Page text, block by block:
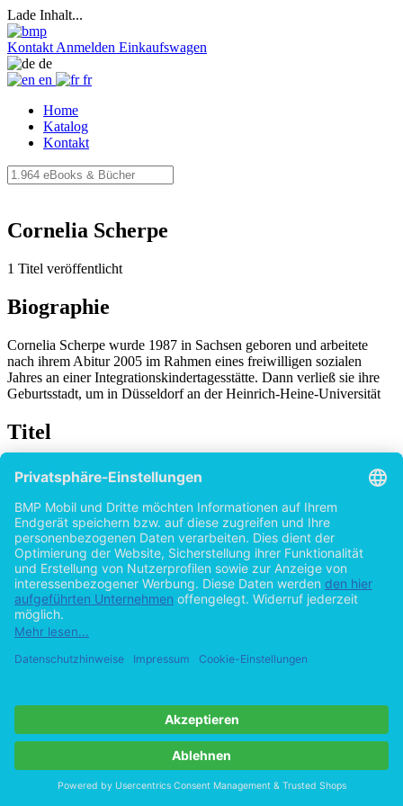
Lade Inhalt...
Kontakt Anmelden Einkaufswagen
de
en
fr
Home
Katalog
Kontakt
Cornelia Scherpe
1 Titel veröffentlicht
Biographie
Cornelia Scherpe wurde 1987 in Sachsen geboren und arbeitete
nach ihrem Abitur 2005 im Rahmen eines freiwilligen sozialen
Jahres an einer Integrationskindertagesstätte. Dann verließ sie ihre
Geburtsstadt, um in Düsseldorf an der Heinrich-Heine-Universität
Titel
Väterliche Autoritäten im Werk Thomas
Bernhards und Franz Kafkas
vonM.A., Cornelia Scherpe (Autor:in) 2015
©2009 Bachelorarbeit 48 Seiten
Hilfe/FAQ
Impressum
Datenschutz
AGB
Vertrag widerrufen
Copyright ©Imprint in der Bedey & Thoms Media GmbH
byOpen Publishing